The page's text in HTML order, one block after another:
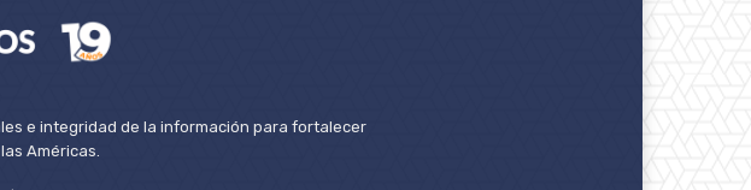
e integridad de la información para fortalecer
Américas.